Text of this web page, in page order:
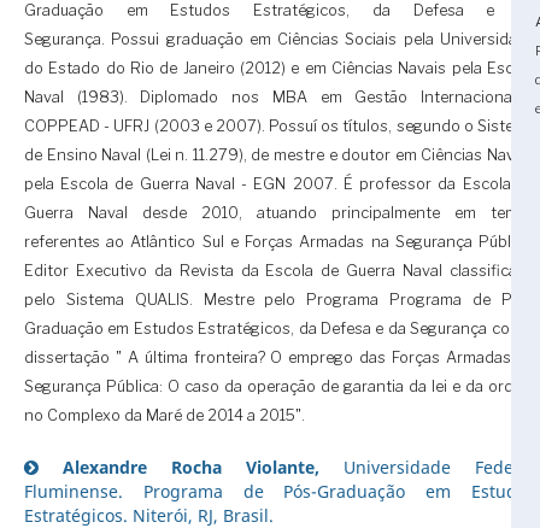
Graduação em Estudos Estratégicos, da Defesa e da
Segurança. Possui graduação em Ciências Sociais pela Universidade
do Estado do Rio de Janeiro (2012) e em Ciências Navais pela Escola
Naval (1983). Diplomado nos MBA em Gestão Internacional -
COPPEAD - UFRJ (2003 e 2007). Possuí os títulos, segundo o Sistema
de Ensino Naval (Lei n. 11.279), de mestre e doutor em Ciências Navais
pela Escola de Guerra Naval - EGN 2007. É professor da Escola de
Guerra Naval desde 2010, atuando principalmente em temas
referentes ao Atlântico Sul e Forças Armadas na Segurança Pública.
Editor Executivo da Revista da Escola de Guerra Naval classificada
pelo Sistema QUALIS. Mestre pelo Programa Programa de Pós-
Graduação em Estudos Estratégicos, da Defesa e da Segurança com a
dissertação " A última fronteira? O emprego das Forças Armadas na
Segurança Pública: O caso da operação de garantia da lei e da ordem
no Complexo da Maré de 2014 a 2015".
Alexandre Rocha Violante, Universidade Federal
Fluminense. Programa de Pós-Graduação em Estudos
Estratégicos. Niterói, RJ, Brasil.